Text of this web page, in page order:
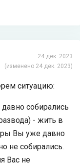
24 дек. 2023
(изменено 24 дек. 2023)
ситуацию:
собирались
- жить в
Вы уже давно
не собирались.
Вас не